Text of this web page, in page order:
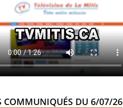
COMMUNIQUÉS DU 6/07/26